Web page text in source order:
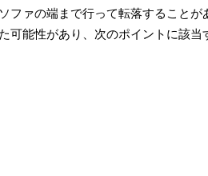
ファの端まで行って転落することが
可能性があり、次のポイントに該当